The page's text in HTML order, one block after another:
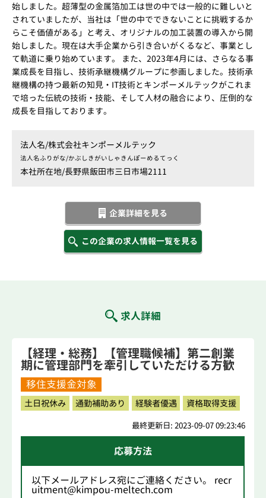
始しました。超薄型の金属箔加工は世の中では一般的に難しいと
されていましたが、当社は「世の中でできないことに挑戦するか
らこそ価値がある」と考え、オリジナルの加工装置の導入から開
始しました。現在は大手企業から引き合いがくるなど、事業とし
て軌道に乗り始めています。 また、2023年4月には、さらなる事
業成長を目指し、技術承継機構グループに参画しました。技術承
継機構の持つ最新の知見・IT技術とキンポーメルテックがこれま
で培った伝統の技術・技能、そして人材の融合により、圧倒的な
成長を目指しております。
法人名/株式会社キンポーメルテック
法人名ふりがな/かぶしきがいしゃきんぽーめるてっく
本社所在地/長野県飯田市三日市場2111
企業詳細を見る
この企業の求人情報一覧を見る
求人詳細
【経理・総務】【管理職候補】第二創業
期に管理部門を牽引していただける方歓
迎！
移住支援金対象
土日祝休み 通勤補助あり 経験者優遇 資格取得支援
最終更新日: 2023-09-07 09:23:46
応募方法
以下メールアドレス宛にご連絡ください。 recr
uitment@kimpou-meltech.com